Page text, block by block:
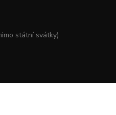
státní svátky)